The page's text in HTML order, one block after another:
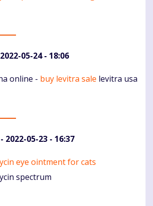
05-24 - 18:06
online - buy levitra sale levitra usa
- 2022-05-23 - 16:37
eye ointment for cats
spectrum